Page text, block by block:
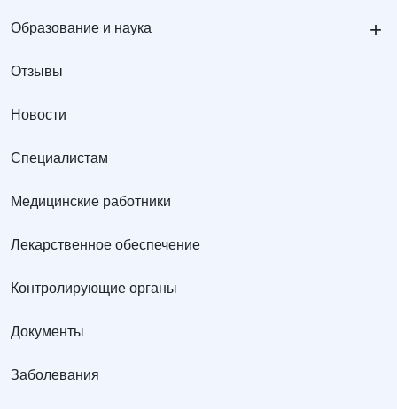
Образование и наука +
Отзывы
Новости
Специалистам
Медицинские работники
Лекарственное обеспечение
Контролирующие органы
Документы
Заболевания